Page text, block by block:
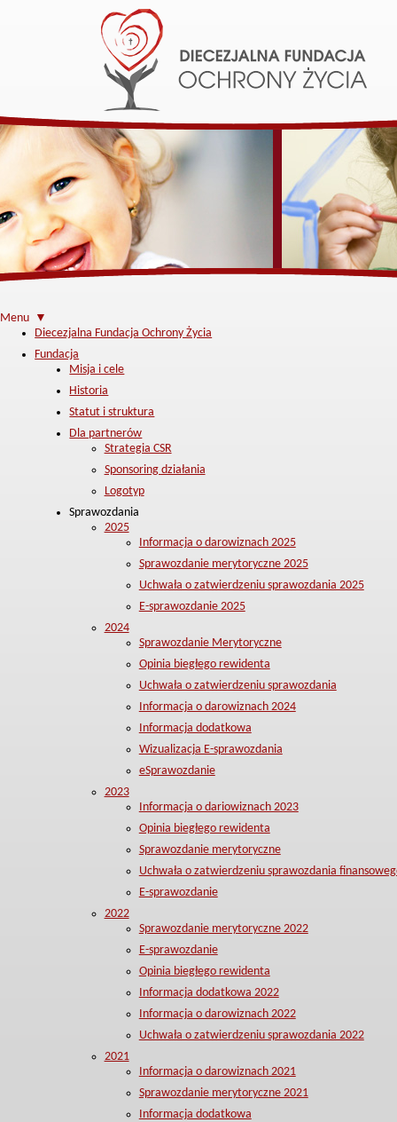
Menu ▼
Diecezjalna Fundacja Ochrony Życia
Fundacja
Misja i cele
Historia
Statut i struktura
Dla partnerów
Strategia CSR
Sponsoring działania
Logotyp
Sprawozdania
2025
Informacja o darowiznach 2025
Sprawozdanie merytoryczne 2025
Uchwała o zatwierdzeniu sprawozdania 2025
E-sprawozdanie 2025
2024
Sprawozdanie Merytoryczne
Opinia biegłego rewidenta
Uchwała o zatwierdzeniu sprawozdania
Informacja o darowiznach 2024
Informacja dodatkowa
Wizualizacja E-sprawozdania
eSprawozdanie
2023
Informacja o dariowiznach 2023
Opinia biegłego rewidenta
Sprawozdanie merytoryczne
Uchwała o zatwierdzeniu sprawozdania
E-sprawozdanie
2022
Sprawozdanie merytoryczne 2022
E-sprawozdanie
Opinia biegłego rewidenta
Informacja dodatkowa 2022
Informacja o darowiznach 2022
Uchwała o zatwierdzeniu sprawozdania 2022
2021
Informacja o darowiznach 2021
Sprawozdanie merytoryczne 2021
Informacja dodatkowa